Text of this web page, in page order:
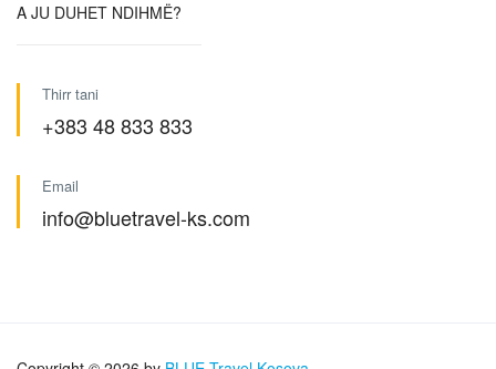
A JU DUHET NDIHMË?
Thirr tani
+383 48 833 833
Email
info@bluetravel-ks.com